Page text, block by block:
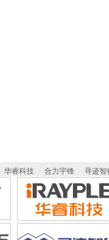
华睿科技 合力宇锋 寻迹智